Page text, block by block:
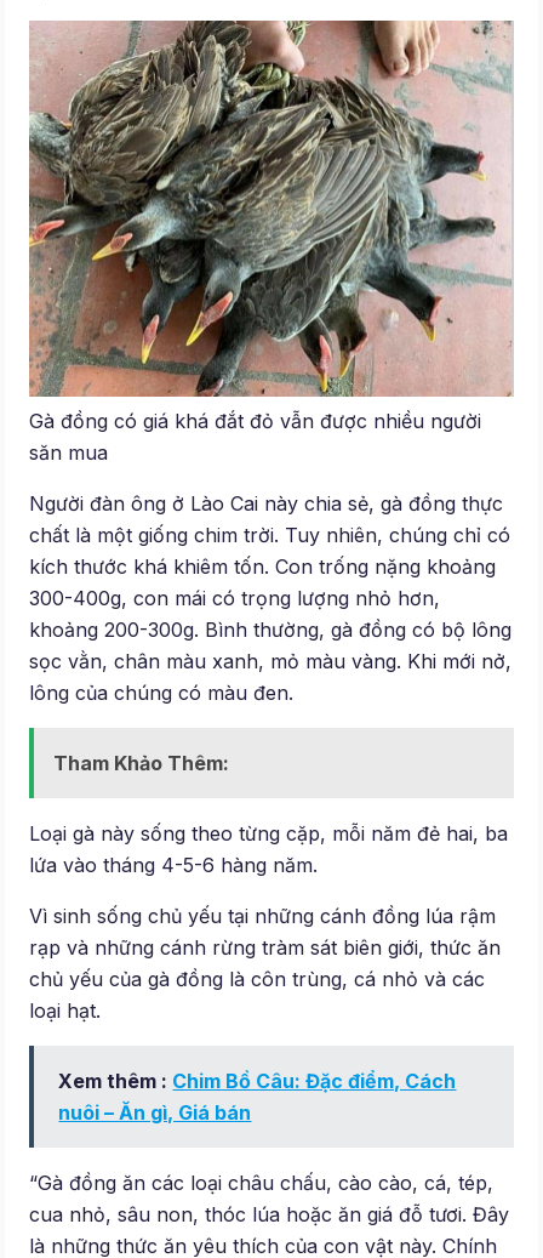
Gà đồng có giá khá đắt đỏ vẫn được nhiều người
săn mua
Người đàn ông ở Lào Cai này chia sẻ, gà đồng thực
chất là một giống chim trời. Tuy nhiên, chúng chỉ có
kích thước khá khiêm tốn. Con trống nặng khoảng
300-400g, con mái có trọng lượng nhỏ hơn,
khoảng 200-300g. Bình thường, gà đồng có bộ lông
sọc vằn, chân màu xanh, mỏ màu vàng. Khi mới nở,
lông của chúng có màu đen.
Tham Khảo Thêm:
Loại gà này sống theo từng cặp, mỗi năm đẻ hai, ba
lứa vào tháng 4-5-6 hàng năm.
Vì sinh sống chủ yếu tại những cánh đồng lúa rậm
rạp và những cánh rừng tràm sát biên giới, thức ăn
chủ yếu của gà đồng là côn trùng, cá nhỏ và các
loại hạt.
Xem thêm : Chim Bồ Câu: Đặc điểm, Cách
nuôi – Ăn gì, Giá bán
“Gà đồng ăn các loại châu chấu, cào cào, cá, tép,
cua nhỏ, sâu non, thóc lúa hoặc ăn giá đỗ tươi. Đây
là những thức ăn yêu thích của con vật này. Chính